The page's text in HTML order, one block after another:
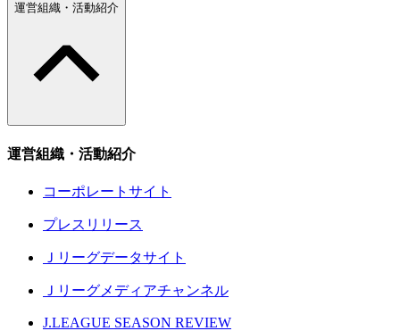
運営組織・活動紹介
運営組織・活動紹介
コーポレートサイト
プレスリリース
Ｊリーグデータサイト
Ｊリーグメディアチャンネル
J.LEAGUE SEASON REVIEW